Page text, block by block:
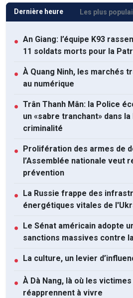
Dernière heure Les plus
● An Giang: l’équipe K93
11 soldats morts pour la
● À Quang Ninh, les marchés
au numérique
● Trân Thanh Mân: la Police
un «sabre tranchant» dans
criminalité
● Prolifération des armes de
l’Assemblée nationale veut
prévention
● La Russie frappe des
énergétiques vitales de
● Le Sénat américain adopte
sanctions massives contre
● La culture, un levier
● À Dà Nang, là où les
réapprennent à vivre